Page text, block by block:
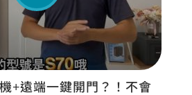
+遠端一鍵開門？！不會